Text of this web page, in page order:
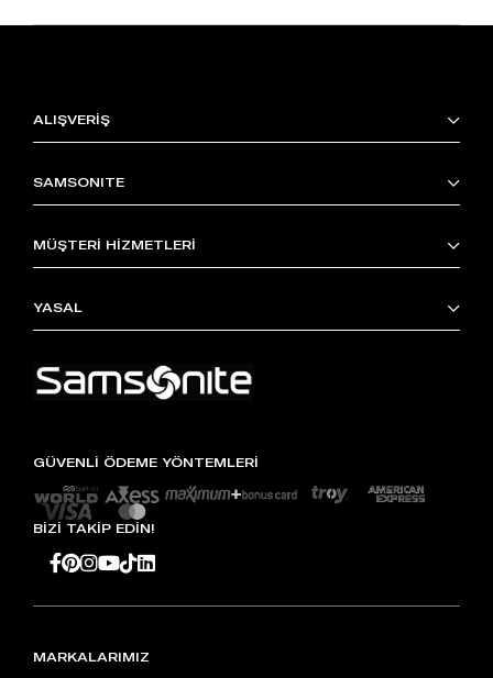
ALIŞVERİŞ
SAMSONITE
MÜŞTERİ HİZMETLERİ
YASAL
GÜVENLİ ÖDEME YÖNTEMLERİ
BİZİ TAKİP EDİN!
MARKALARIMIZ